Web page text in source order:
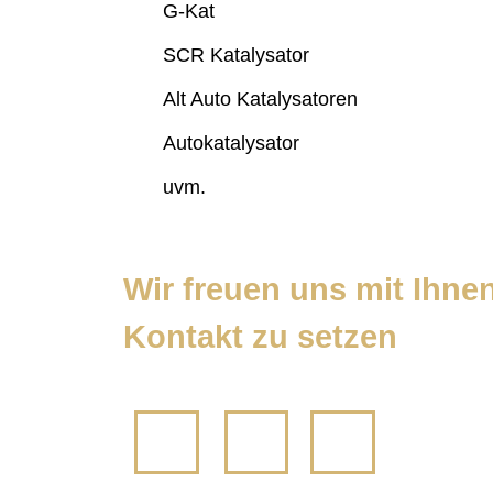
G-Kat
SCR Katalysator
Alt Auto Katalysatoren
Autokatalysator
uvm.
Wir freuen uns mit
Kontakt zu setzen